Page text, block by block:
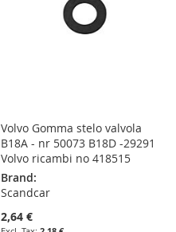
Volvo Gomma stelo valvola
B18A - nr 50073 B18D -29291
Volvo ricambi no 418515
Brand:
Scandcar
2,64 €